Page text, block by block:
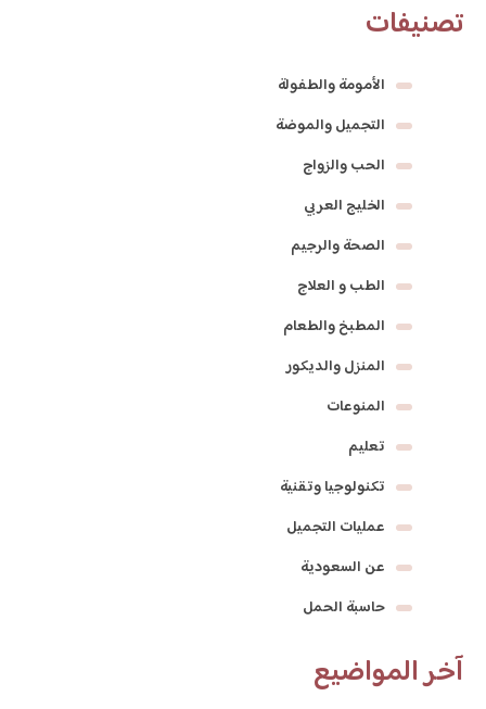
تصنيفات
الأمومة والطفولة
التجميل والموضة
الحب والزواج
الخليج العربي
الصحة والرجيم
الطب و العلاج
المطبخ والطعام
المنزل والديكور
المنوعات
تعليم
تكنولوجيا وتقنية
عمليات التجميل
عن السعودية
حاسبة الحمل
آخر المواضيع